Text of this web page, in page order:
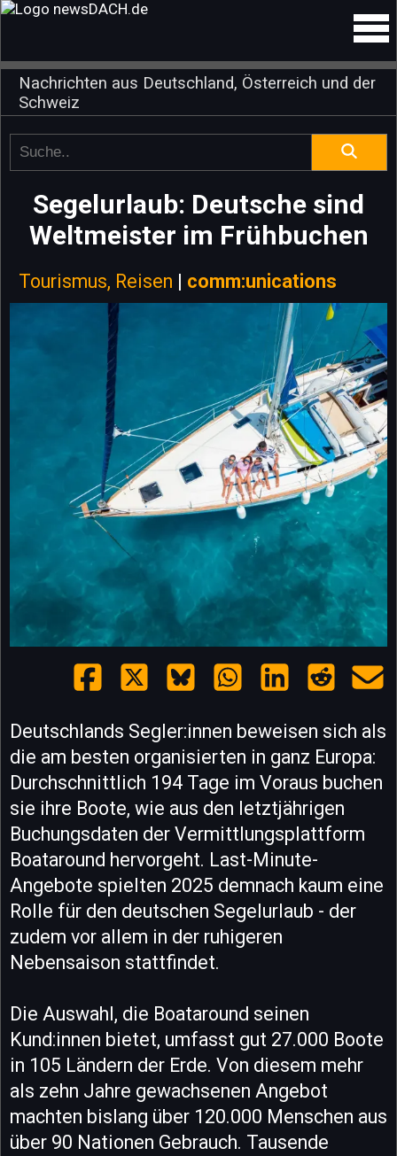
Nachrichten aus Deutschland, Österreich und der
Schweiz
Segelurlaub: Deutsche sind
Weltmeister im Frühbuchen
Tourismus, Reisen | comm:unications
Deutschlands Segler:innen beweisen sich als
die am besten organisierten in ganz Europa:
Durchschnittlich 194 Tage im Voraus buchen
sie ihre Boote, wie aus den letztjährigen
Buchungsdaten der Vermittlungsplattform
Boataround hervorgeht. Last-Minute-
Angebote spielten 2025 demnach kaum eine
Rolle für den deutschen Segelurlaub - der
zudem vor allem in der ruhigeren
Nebensaison stattfindet.
Die Auswahl, die Boataround seinen
Kund:innen bietet, umfasst gut 27.000 Boote
in 105 Ländern der Erde. Von diesem mehr
als zehn Jahre gewachsenen Angebot
machten bislang über 120.000 Menschen aus
über 90 Nationen Gebrauch. Tausende